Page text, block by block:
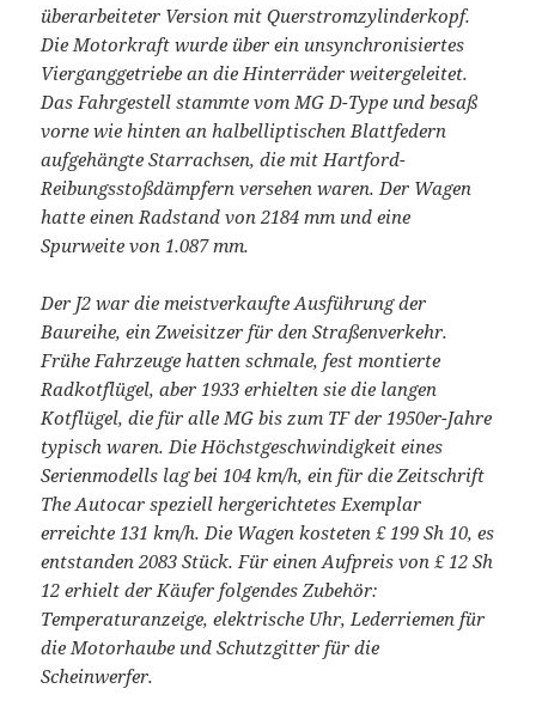
überarbeiteter Version mit Querstromzylinderkopf.
Die Motorkraft wurde über ein unsynchronisiertes
Vierganggetriebe an die Hinterräder weitergeleitet.
Das Fahrgestell stammte vom MG D-Type und besaß
vorne wie hinten an halbelliptischen Blattfedern
aufgehängte Starrachsen, die mit Hartford-
Reibungsstoßdämpfern versehen waren. Der Wagen
hatte einen Radstand von 2184 mm und eine
Spurweite von 1.087 mm.
Der J2 war die meistverkaufte Ausführung der
Baureihe, ein Zweisitzer für den Straßenverkehr.
Frühe Fahrzeuge hatten schmale, fest montierte
Radkotflügel, aber 1933 erhielten sie die langen
Kotflügel, die für alle MG bis zum TF der 1950er-Jahre
typisch waren. Die Höchstgeschwindigkeit eines
Serienmodells lag bei 104 km/h, ein für die Zeitschrift
The Autocar speziell hergerichtetes Exemplar
erreichte 131 km/h. Die Wagen kosteten £ 199 Sh 10, es
entstanden 2083 Stück. Für einen Aufpreis von £ 12 Sh
12 erhielt der Käufer folgendes Zubehör:
Temperaturanzeige, elektrische Uhr, Lederriemen für
die Motorhaube und Schutzgitter für die
Scheinwerfer.